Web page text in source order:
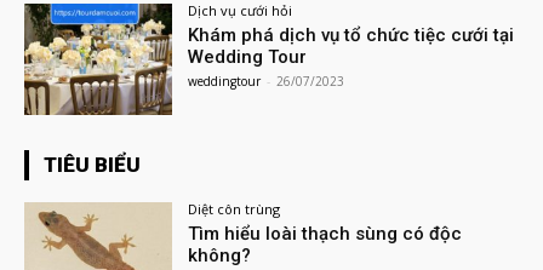
Dịch vụ cưới hỏi
Khám phá dịch vụ tổ chức tiệc cưới tại
Wedding Tour
weddingtour - 26/07/2023
TIÊU BIỂU
Diệt côn trùng
Tìm hiểu loài thạch sùng có độc
không?